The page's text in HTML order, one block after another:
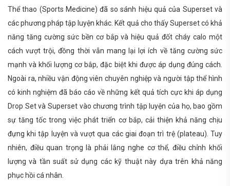
Thể thao (Sports Medicine) đã so sánh hiệu quả của Superset và
các phương pháp tập luyện khác. Kết quả cho thấy Superset có khả
năng tăng cường sức bền cơ bắp và hiệu quả đốt cháy calo một
cách vượt trội, đồng thời vẫn mang lại lợi ích về tăng cường sức
mạnh và khối lượng cơ bắp, đặc biệt khi được áp dụng đúng cách.
Ngoài ra, nhiều vận động viên chuyên nghiệp và người tập thể hình
có kinh nghiệm đã báo cáo về những kết quả tích cực khi áp dụng
Drop Set và Superset vào chương trình tập luyện của họ, bao gồm
sự tăng tốc trong việc phát triển cơ bắp, cải thiện khả năng chịu
đựng khi tập luyện và vượt qua các giai đoạn trì trệ (plateau). Tuy
nhiên, điều quan trọng là phải lắng nghe cơ thể, điều chỉnh khối
lượng và tần suất sử dụng các kỹ thuật này dựa trên khả năng
phục hồi cá nhân.